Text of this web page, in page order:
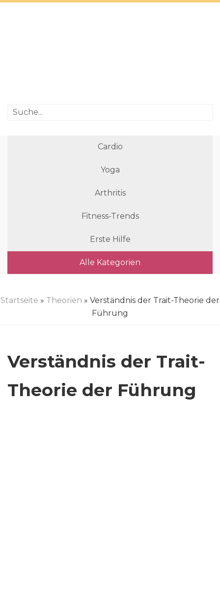
Cardio
Yoga
Arthritis
Fitness-Trends
Erste Hilfe
Alle Kategorien
Startseite » Theorien » Verständnis der Trait-Theorie der
Führung
Verständnis der Trait-
Theorie der Führung